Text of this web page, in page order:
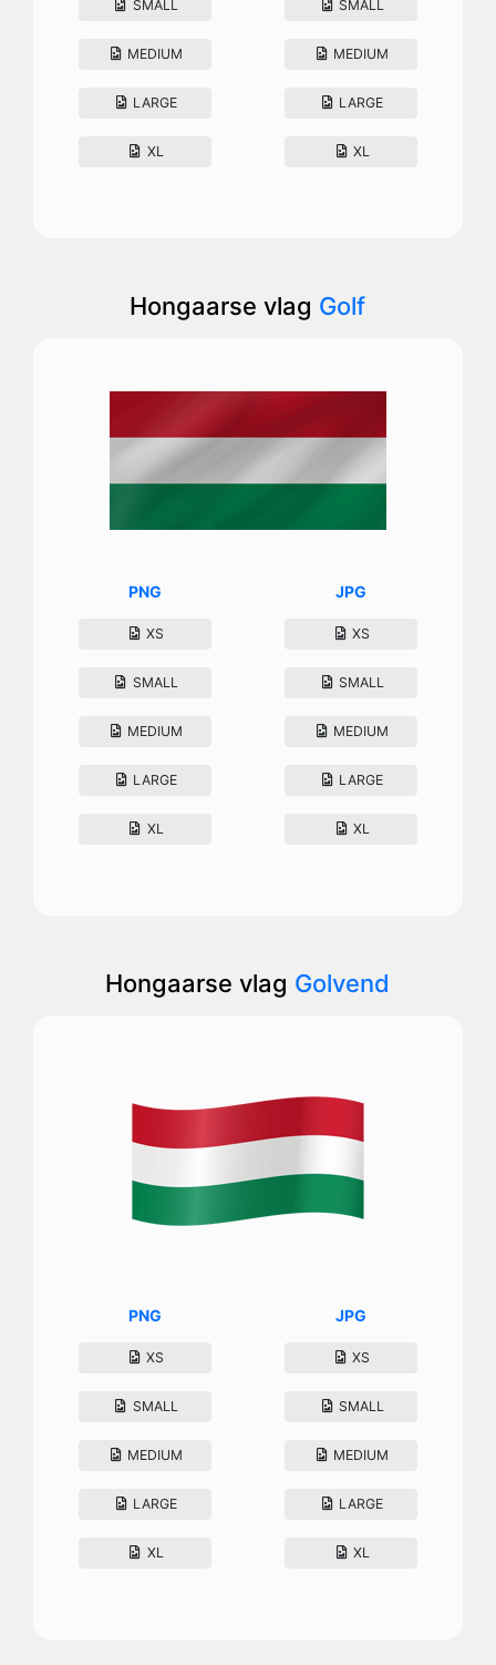
SMALL
MEDIUM
LARGE
XL
SMALL
MEDIUM
LARGE
XL
Hongaarse vlag Golf
PNG
XS
SMALL
MEDIUM
LARGE
XL
JPG
XS
SMALL
MEDIUM
LARGE
XL
Hongaarse vlag Golvend
PNG
XS
SMALL
MEDIUM
LARGE
XL
JPG
XS
SMALL
MEDIUM
LARGE
XL